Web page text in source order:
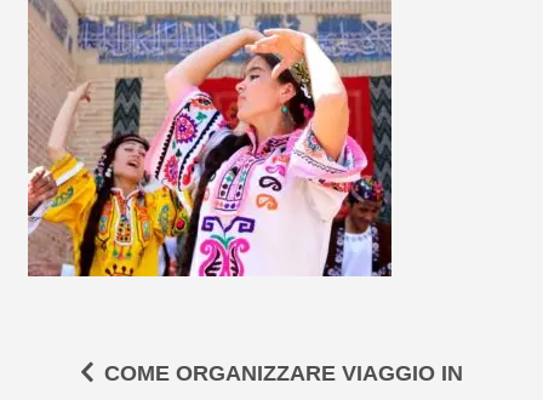
COME ORGANIZZARE VIAGGIO IN